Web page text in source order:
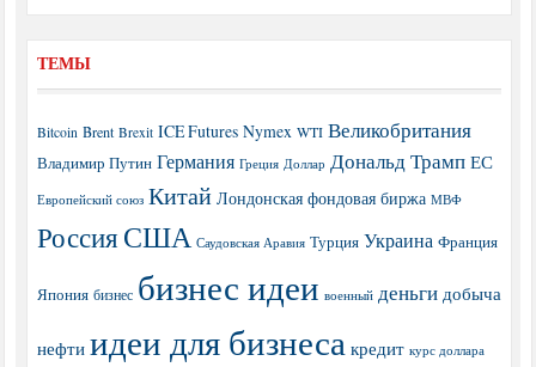
ТЕМЫ
Bitcoin Brent Brexit ICE Futures Nymex WTI Великобритания
Владимир Путин Германия Греция Доллар Дональд Трамп ЕС
Европейский союз Китай Лондонская фондовая биржа МВФ
РоссияСША Саудовская Аравия Турция Украина Франция
Япония бизнес бизнес идеи военный деньги добыча
нефти идеи для бизнеса кредит курс доллара